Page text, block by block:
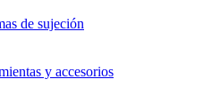
de sujeción
y accesorios